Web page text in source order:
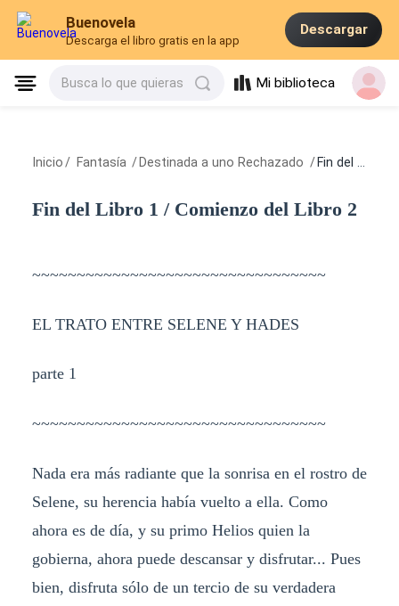
Buenovela
Descarga el libro gratis en la app
Descargar
Busca lo que quieras Mi biblioteca
Inicio / Fantasía / Destinada a uno Rechazado / Fin del Libro 1 / Comienzo del Libro 2
Fin del Libro 1 / Comienzo del Libro 2
~~~~~~~~~~~~~~~~~~~~~~~~~~~~~~~~~
EL TRATO ENTRE SELENE Y HADES
parte 1
~~~~~~~~~~~~~~~~~~~~~~~~~~~~~~~~~
Nada era más radiante que la sonrisa en el rostro de
Selene, su herencia había vuelto a ella. Como
ahora es de día, y su primo Helios quien la
gobierna, ahora puede descansar y disfrutar... Pues
bien, disfruta sólo de un tercio de su verdadera